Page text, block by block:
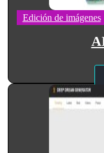
Edición de imágenes